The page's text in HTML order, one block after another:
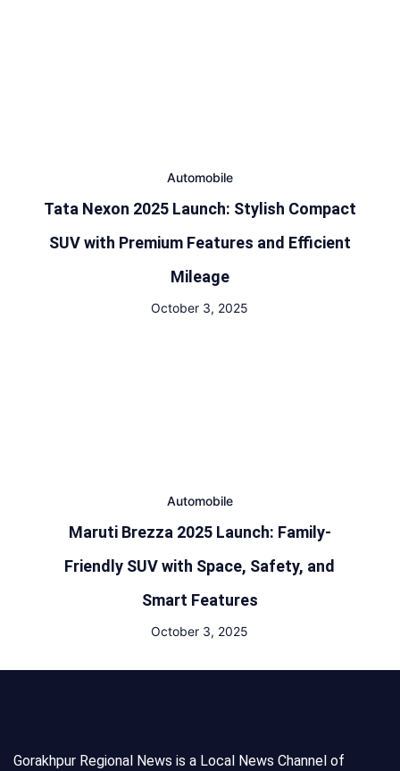
Automobile
Tata Nexon 2025 Launch: Stylish Compact
SUV with Premium Features and Efficient
Mileage
October 3, 2025
Automobile
Maruti Brezza 2025 Launch: Family-
Friendly SUV with Space, Safety, and
Smart Features
October 3, 2025
Gorakhpur Regional News is a Local News Channel of